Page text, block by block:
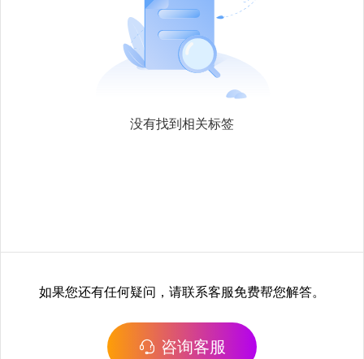
没有找到相关标签
如果您还有任何疑问，请联系客服免费帮您解答。
咨询客服